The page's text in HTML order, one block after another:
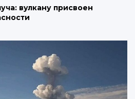
вулкану присвоен